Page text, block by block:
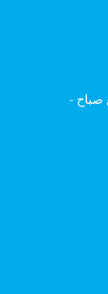
صباح -